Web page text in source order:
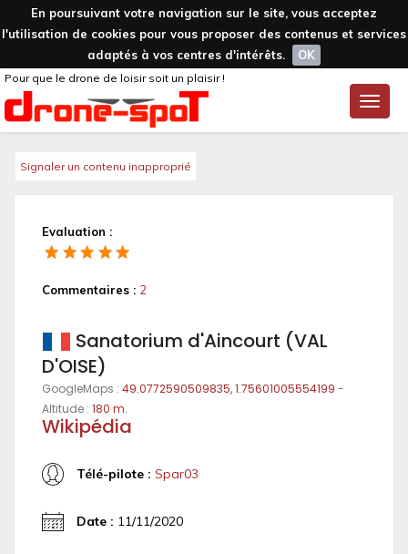
En poursuivant votre navigation sur le site, vous acceptez
l'utilisation de cookies pour vous proposer des contenus et services
adaptés à vos centres d'intérêts.
OK
Toggle
Pour que le drone de loisir soit un plaisir !
Signaler un contenu inapproprié
Evaluation :
Commentaires : 2
Sanatorium d'Aincourt (VAL
D'OISE)
GoogleMaps : 49.0772590509835, 1.75601005554199 -
Altitude : 180 m.
Wikipédia
Télé-pilote : Spar03
Date : 11/11/2020